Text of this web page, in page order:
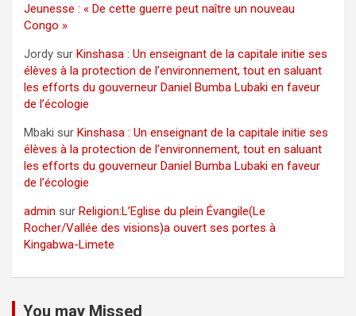
Jeunesse : « De cette guerre peut naître un nouveau
Congo »
Jordy sur Kinshasa : Un enseignant de la capitale initie ses
élèves à la protection de l’environnement, tout en saluant
les efforts du gouverneur Daniel Bumba Lubaki en faveur
de l’écologie
Mbaki sur Kinshasa : Un enseignant de la capitale initie ses
élèves à la protection de l’environnement, tout en saluant
les efforts du gouverneur Daniel Bumba Lubaki en faveur
de l’écologie
admin sur Religion:L’Eglise du plein Évangile(Le
Rocher/Vallée des visions)a ouvert ses portes à
Kingabwa-Limete
You may Missed